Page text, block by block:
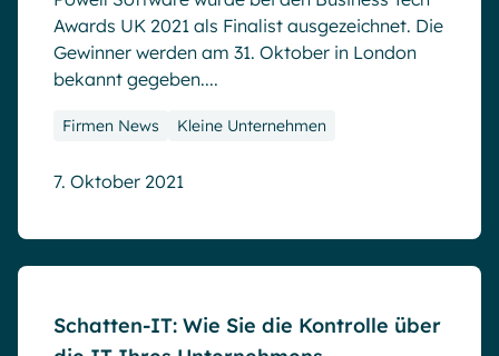
Awards UK 2021 als Finalist ausgezeichnet. Die
Gewinner werden am 31. Oktober in London
bekannt gegeben....
Firmen News Kleine Unternehmen
7. Oktober 2021
Schatten-IT: Wie Sie die Kontrolle über